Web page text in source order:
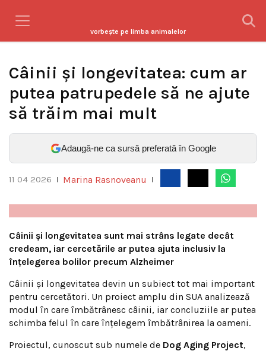
vorbeşte pe limba animalelor
Câinii și longevitatea: cum ar
putea patrupedele să ne ajute
să trăim mai mult
Adaugă-ne ca sursă preferată în Google
11 04 2026 Marina Rasnoveanu
Câinii și longevitatea sunt mai strâns legate decât
credeam, iar cercetările ar putea ajuta inclusiv la
înțelegerea bolilor precum Alzheimer
Câinii și longevitatea devin un subiect tot mai important
pentru cercetători. Un proiect amplu din SUA analizează
modul în care îmbătrânesc câinii, iar concluziile ar putea
schimba felul în care înțelegem îmbătrânirea la oameni.
Proiectul, cunoscut sub numele de Dog Aging Project,